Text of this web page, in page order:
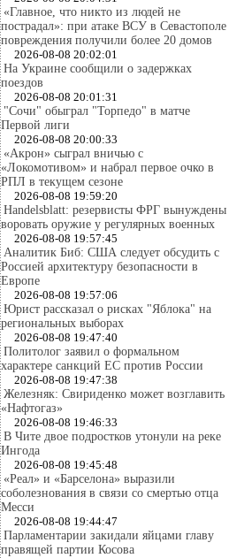
«Главное, что никто из людей не
пострадал»: при атаке ВСУ в Севастополе
повреждения получили более 20 домов
2026-08-08 20:02:01
На Украине сообщили о задержках
поездов
2026-08-08 20:01:31
"Сочи" обыграл "Торпедо" в матче
Первой лиги
2026-08-08 20:00:33
«Акрон» сыграл вничью с
«Локомотивом» и набрал первое очко в
РПЛ в текущем сезоне
2026-08-08 19:59:20
Handelsblatt: резервисты ФРГ вынуждены
воровать оружие у регулярных военных
2026-08-08 19:57:45
Аналитик Биб: США следует обсудить с
Россией архитектуру безопасности в
Европе
2026-08-08 19:57:06
Юрист рассказал о рисках "Яблока" на
региональных выборах
2026-08-08 19:47:40
Политолог заявил о формальном
характере санкций ЕС против России
2026-08-08 19:47:38
Железняк: Свириденко может возглавить
«Нафтогаз»
2026-08-08 19:46:33
В Чите двое подростков утонули на реке
Ингода
2026-08-08 19:45:48
«Реал» и «Барселона» выразили
соболезнования в связи со смертью отца
Месси
2026-08-08 19:44:47
Парламентарии закидали яйцами главу
правящей партии Косова